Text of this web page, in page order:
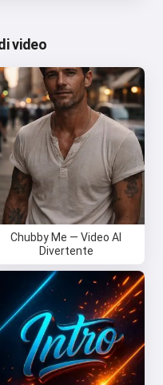
video
Chubby Me — Video AI
Divertente